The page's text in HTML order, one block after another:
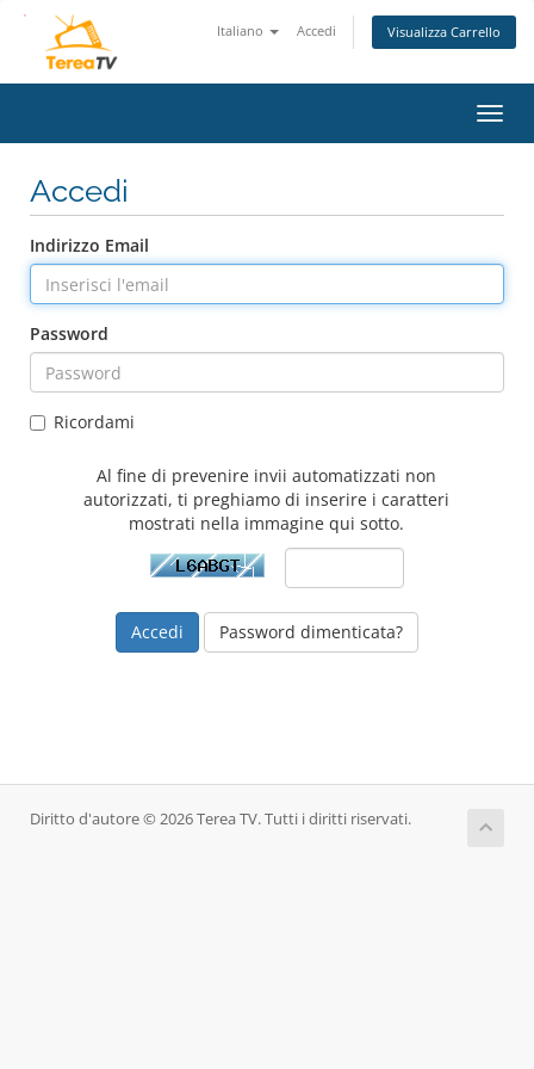
Italiano Accedi Visualizza Carrello
Attiva
Accedi
Indirizzo Email
Password
Ricordami
Al fine di prevenire invii automatizzati non
autorizzati, ti preghiamo di inserire i caratteri
mostrati nella immagine qui sotto.
Password dimenticata?
Diritto d'autore © 2026 Terea TV. Tutti i diritti riservati.